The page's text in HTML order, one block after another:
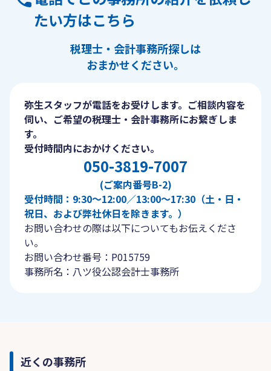
たい方はこちら
税理士・会計事務所探しは
おまかせください。
弥生スタッフが電話をお受けします。ご相談内容を
伺い、ご希望の税理士・会計事務所にお繋ぎしま
す。
受付時間内におかけください。
050-3819-7007
(ご案内番号B-2)
受付時間：9:30〜12:00／13:00〜17:30（土・日・
祝日、および弊社休日を除きます。）
お問い合わせの際は以下についてもお伝えくださ
い。
お問い合わせ番号：P015759
事務所名：八ツ役公認会計士事務所
近くの事務所